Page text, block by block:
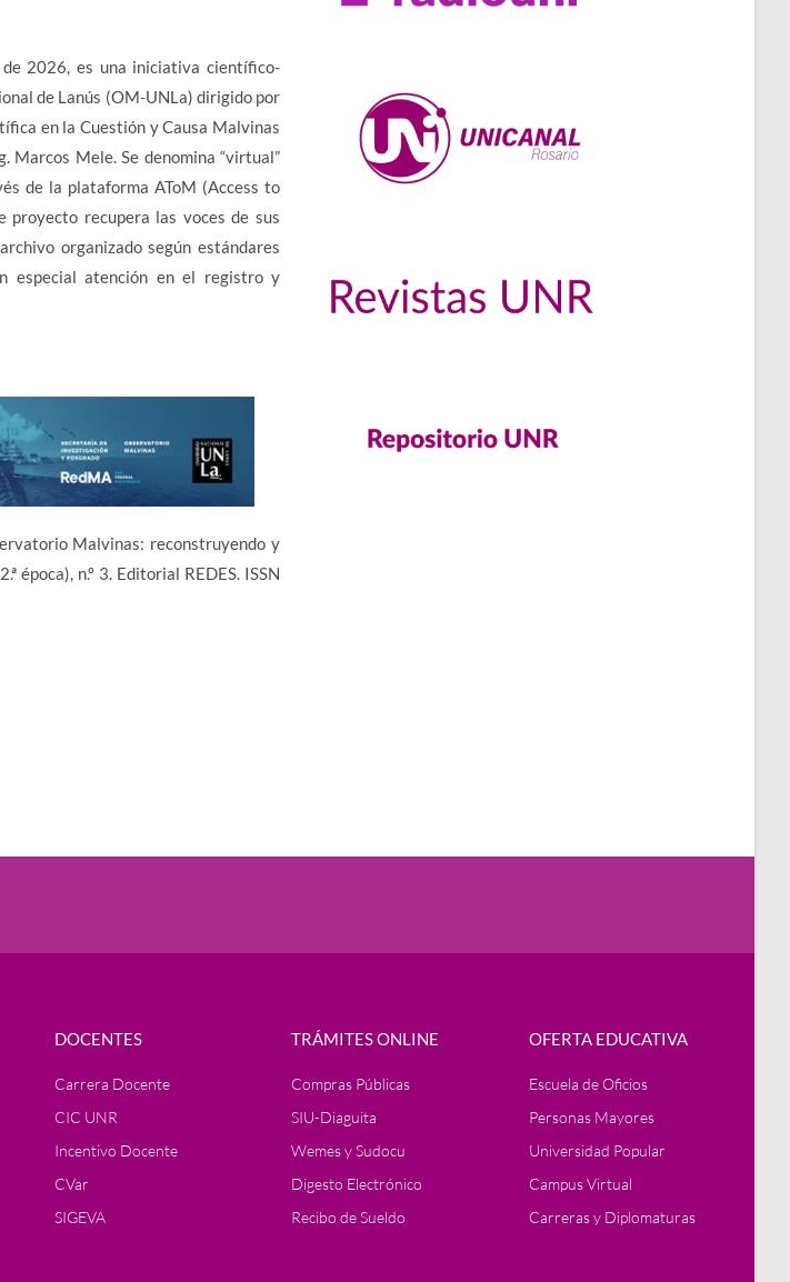
2026, es una iniciativa científico-
de Lanús (OM-UNLa) dirigido por
en la Cuestión y Causa Malvinas
Marcos Mele. Se denomina “virtual”
de la plataforma AToM (Access to
recupera las voces de sus
organizado según estándares
especial atención en el registro y
Malvinas: reconstruyendo y
época), n.º 3. Editorial REDES. ISSN
DOCENTES
Carrera Docente
CIC UNR
Incentivo Docente
CVar
SIGEVA
TRÁMITES ONLINE
Compras Públicas
SIU-Diaguita
Wemes y Sudocu
Digesto Electrónico
Recibo de Sueldo
OFERTA EDUCATIVA
Escuela de Oficios
Personas Mayores
Universidad Popular
Campus Virtual
Carreras y Diplomaturas